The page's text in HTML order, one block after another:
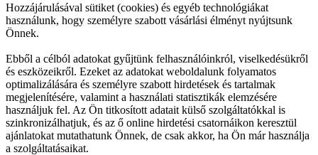
Hozzájárulásával sütiket (cookies) és egyéb technológiákat
használunk, hogy személyre szabott vásárlási élményt nyújtsunk
Önnek.
Ebből a célból adatokat gyűjtünk felhasználóinkról, viselkedésükről
és eszközeikről. Ezeket az adatokat weboldalunk folyamatos
optimalizálására és személyre szabott hirdetések és tartalmak
megjelenítésére, valamint a használati statisztikák elemzésére
használjuk fel. Az Ön titkosított adatait külső szolgáltatókkal is
szinkronizálhatjuk, és az ő online hirdetési csatornáikon keresztül
ajánlatokat mutathatunk Önnek, de csak akkor, ha Ön már használja
a szolgáltatásaikat.